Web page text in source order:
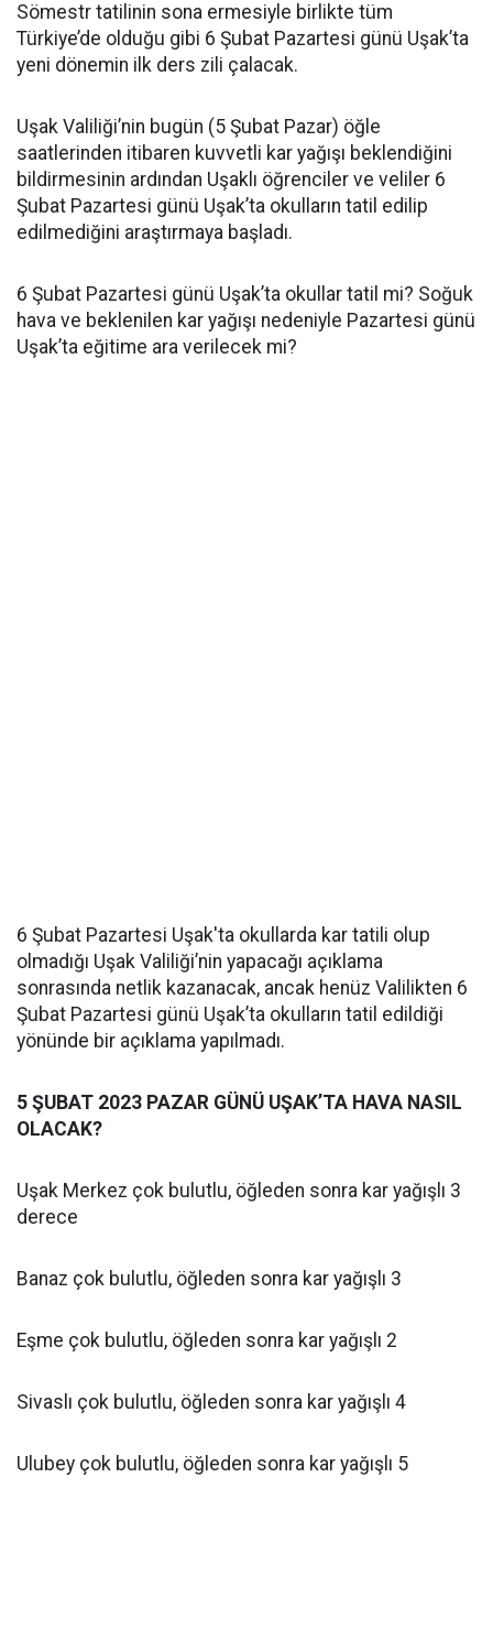
Sömestr tatilinin sona ermesiyle birlikte tüm
Türkiye’de olduğu gibi 6 Şubat Pazartesi günü Uşak’ta
yeni dönemin ilk ders zili çalacak.
Uşak Valiliği’nin bugün (5 Şubat Pazar) öğle
saatlerinden itibaren kuvvetli kar yağışı beklendiğini
bildirmesinin ardından Uşaklı öğrenciler ve veliler 6
Şubat Pazartesi günü Uşak’ta okulların tatil edilip
edilmediğini araştırmaya başladı.
6 Şubat Pazartesi günü Uşak’ta okullar tatil mi? Soğuk
hava ve beklenilen kar yağışı nedeniyle Pazartesi günü
Uşak’ta eğitime ara verilecek mi?
6 Şubat Pazartesi Uşak'ta okullarda kar tatili olup
olmadığı Uşak Valiliği’nin yapacağı açıklama
sonrasında netlik kazanacak, ancak henüz Valilikten 6
Şubat Pazartesi günü Uşak’ta okulların tatil edildiği
yönünde bir açıklama yapılmadı.
5 ŞUBAT 2023 PAZAR GÜNÜ UŞAK’TA HAVA NASIL
OLACAK?
Uşak Merkez çok bulutlu, öğleden sonra kar yağışlı 3
derece
Banaz çok bulutlu, öğleden sonra kar yağışlı 3
Eşme çok bulutlu, öğleden sonra kar yağışlı 2
Sivaslı çok bulutlu, öğleden sonra kar yağışlı 4
Ulubey çok bulutlu, öğleden sonra kar yağışlı 5